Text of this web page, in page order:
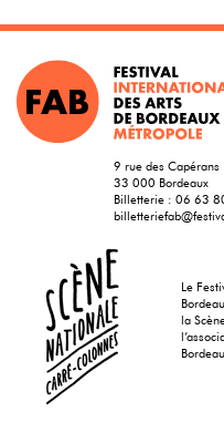
9 rue des Capérans
33 000 Bordeaux
Billetterie : 06 63
Le
la